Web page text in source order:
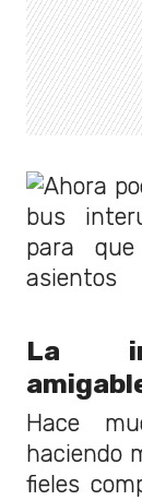
La
Hace
haciendo
fieles